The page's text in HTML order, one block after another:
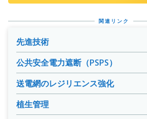
関連リンク
先進技術
公共安全電力遮断（PSPS）
送電網のレジリエンス強化
植生管理